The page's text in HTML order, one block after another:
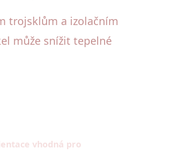
trojsklům a izolačním
může snížit tepelné
vhodná pro